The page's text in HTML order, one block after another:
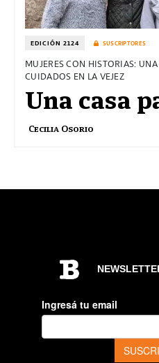
EDICIÓN 2124 SUSCRIPTORES
MUJERES CON HISTORIAS:
CUIDADOS EN LA VEJEZ
Una casa
Cecilia Osorio